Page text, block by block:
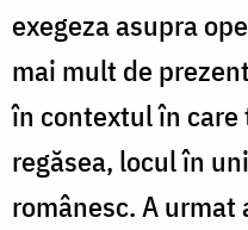
exegeza asupra
mai mult de
în contextul în care
regăsea, locul în
românesc. A